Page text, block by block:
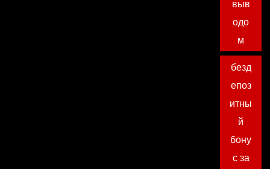
выв
одо
м
безд
епоз
итны
й
бону
с за